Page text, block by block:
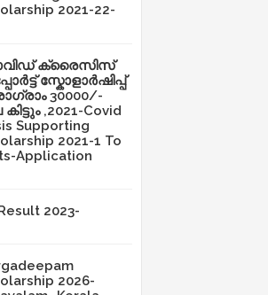
2021-22-
ക്രൈസിസ്
സ്കോളാർഷിപ്പ്
30000/-
,2021-Covid
Supporting
2021-1 To
Application
2023-
2026-